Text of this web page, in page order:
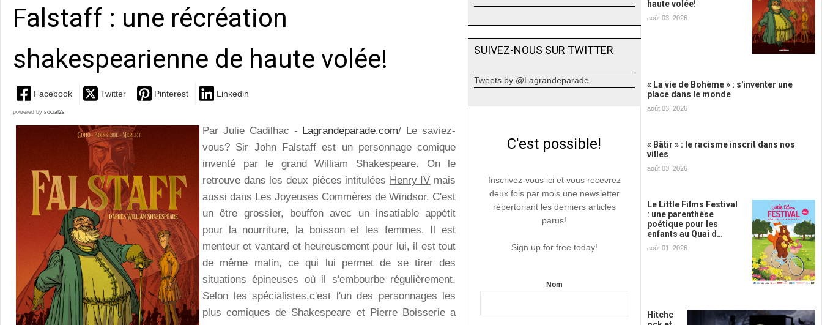
Falstaff : une récréation
shakespearienne de haute volée!
Facebook Twitter Pinterest Linkedin
powered by social2s
Par Julie Cadilhac - Lagrandeparade.com/ Le saviez-
vous? Sir John Falstaff est un personnage comique
inventé par le grand William Shakespeare. On le
retrouve dans les deux pièces intitulées Henry IV mais
aussi dans Les Joyeuses Commères de Windsor. C'est
un être grossier, bouffon avec un insatiable appétit
pour la nourriture, la boisson et les femmes. Il est
menteur et vantard et heureusement pour lui, il est tout
de même malin, ce qui lui permet de se tirer des
situations épineuses où il s'embourbe régulièrement.
Selon les spécialistes,c'est l'un des personnages les
plus comiques de Shakespeare et Pierre Boisserie a
SUIVEZ-NOUS SUR TWITTER
Tweets by @Lagrandeparade
C'est possible!
Inscrivez-vous ici et vous recevrez
deux fois par mois une newsletter
répertoriant les derniers articles
parus!
Sign up for free today!
Nom
haute volée!
août 03, 2026
« La vie de Bohème » : s'inventer une
place dans le monde
août 03, 2026
« Bâtir » : le racisme inscrit dans nos
villes
août 03, 2026
Le Little Films Festival
: une parenthèse
poétique pour les
enfants au Quai d…
août 01, 2026
Hitchc